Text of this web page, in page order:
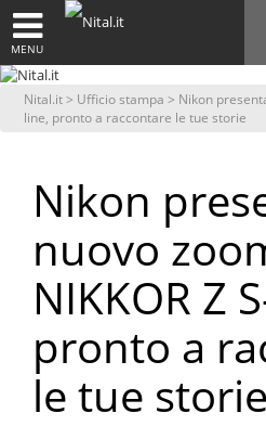
MENU
Nital.it> Ufficio stampa > Nikon
line, pronto a raccontare le tue storie
Nikon
nuovo
NIKKOR Z
pronto a
le tue storie